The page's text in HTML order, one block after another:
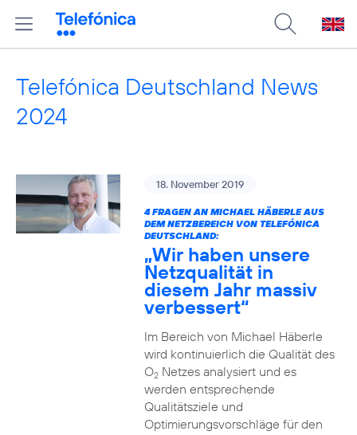
Telefónica Deutschland News
2024
18. November 2019
4 FRAGEN AN MICHAEL HÄBERLE AUS
DEM NETZBEREICH VON TELEFÓNICA
DEUTSCHLAND:
„Wir haben unsere
Netzqualität in
diesem Jahr massiv
verbessert“
Im Bereich von Michael Häberle
wird kontinuierlich die Qualität des
O2Netzes analysiert und es
werden entsprechende
Qualitätsziele und
Optimierungsvorschläge für den